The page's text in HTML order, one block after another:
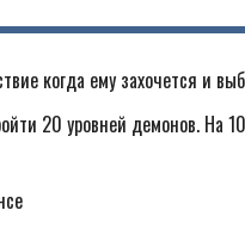
когда ему захочется и
20 уровней демонов. На